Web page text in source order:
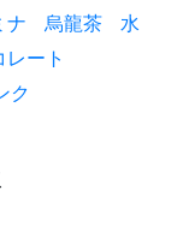
ナ 烏龍茶
水
ート
ク